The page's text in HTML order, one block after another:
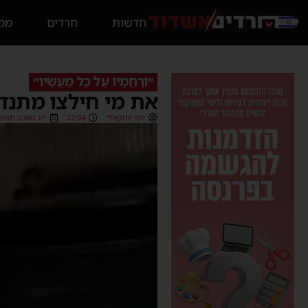
חדשות חרדים
״וְרַחֲמָיו עַל כָּל מַעֲשָׂיו״
את מי חילצו
יוסי יחזקאלי 22:04 י״ג בשבט תשפ״ד (23/